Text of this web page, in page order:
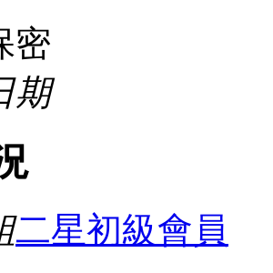
密
期
二星初級會員